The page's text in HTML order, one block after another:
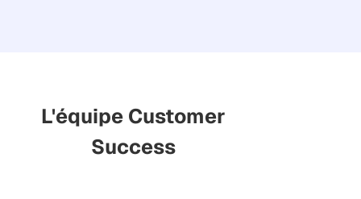
L'équipe Customer
Success